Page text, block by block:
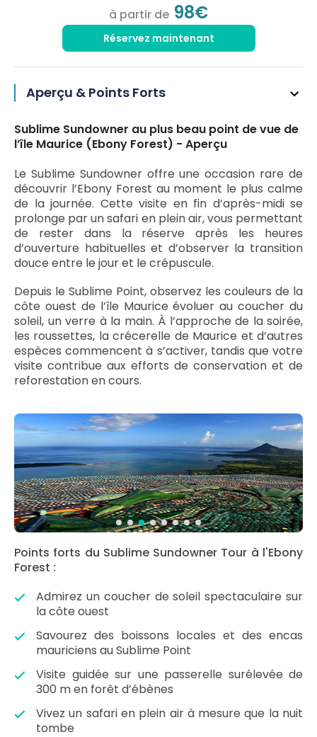
à partir de 98€
Réservez maintenant
Aperçu & Points Forts
Sublime Sundowner au plus beau point de vue de
l’île Maurice (Ebony Forest) - Aperçu
Le Sublime Sundowner offre une occasion rare de
découvrir l’Ebony Forest au moment le plus calme
de la journée. Cette visite en fin d’après-midi se
prolonge par un safari en plein air, vous permettant
de rester dans la réserve après les heures
d’ouverture habituelles et d’observer la transition
douce entre le jour et le crépuscule.
Depuis le Sublime Point, observez les couleurs de la
côte ouest de l’île Maurice évoluer au coucher du
soleil, un verre à la main. À l’approche de la soirée,
les roussettes, la crécerelle de Maurice et d’autres
espèces commencent à s’activer, tandis que votre
visite contribue aux efforts de conservation et de
reforestation en cours.
Points forts du Sublime Sundowner Tour à l'Ebony
Forest :
Admirez un coucher de soleil spectaculaire sur
la côte ouest
Savourez des boissons locales et des encas
mauriciens au Sublime Point
Visite guidée sur une passerelle surélevée de
300 m en forêt d’ébènes
Vivez un safari en plein air à mesure que la nuit
tombe